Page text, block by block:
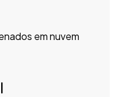
em nuvem